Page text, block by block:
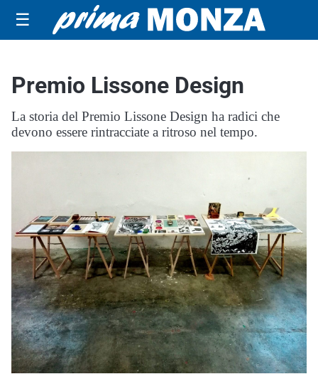
☰
Premio Lissone Design
La storia del Premio Lissone Design ha radici che
devono essere rintracciate a ritroso nel tempo.